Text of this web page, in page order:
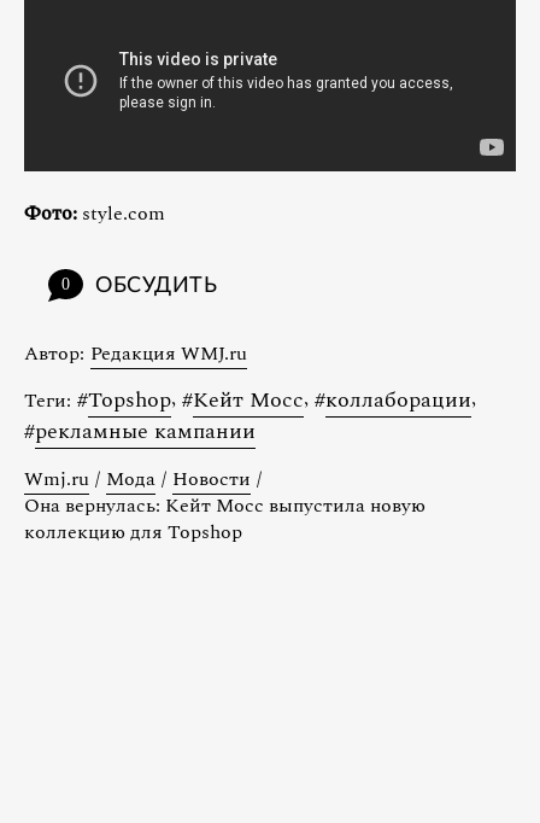
Фото: style.com
0 ОБСУДИТЬ
Автор: Редакция WMJ.ru
Теги: #Topshop, #Кейт Мосс, #коллаборации,
#рекламные кампании
Wmj.ru / Мода / Новости /
Она вернулась: Кейт Мосс выпустила новую
коллекцию для Topshop